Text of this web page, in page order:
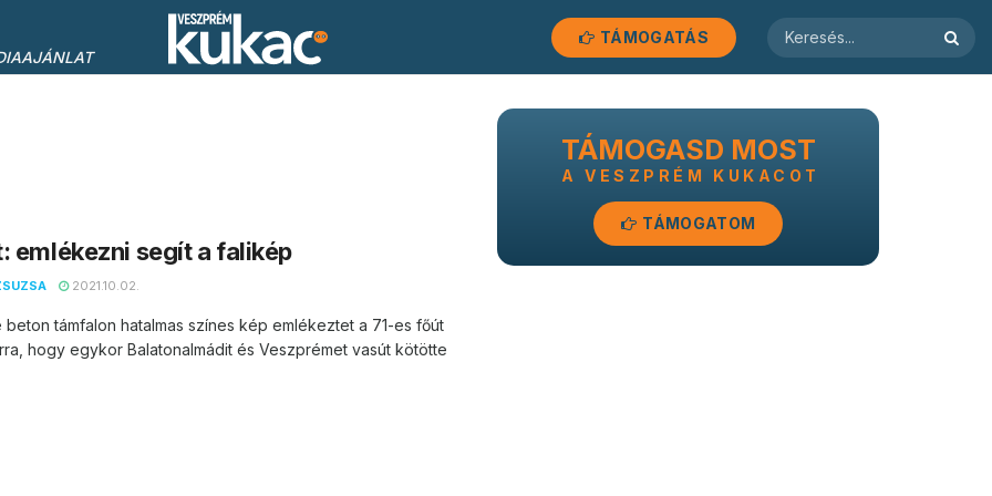
TÁMOGATÁS
emlékezni segít a falikép
2021.10.02.
beton támfalon hatalmas színes kép emlékeztet a 71-es főút
hogy egykor Balatonalmádit és Veszprémet vasút kötötte
TÁMOGASD MOST
A VESZPRÉM KUKACOT
TÁMOGATOM